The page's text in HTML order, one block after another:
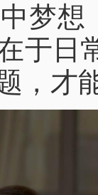
梦想
于日
，才